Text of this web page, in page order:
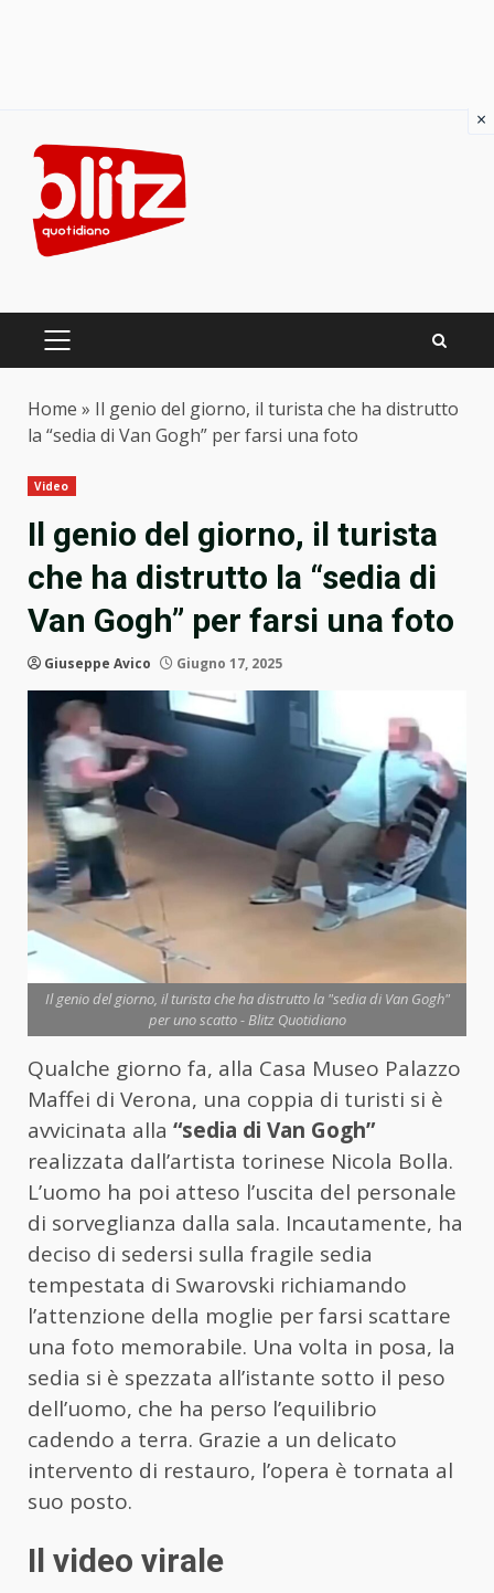
content
PRIMARY
Home » Il genio del giorno, il turista che ha distrutto
la “sedia di Van Gogh” per farsi una foto
Video
Il genio del giorno, il turista
che ha distrutto la “sedia di
Van Gogh” per farsi una foto
Giuseppe Avico Giugno 17, 2025
Il genio del giorno, il turista che ha distrutto la "sedia di Van Gogh"
per uno scatto - Blitz Quotidiano
Qualche giorno fa, alla Casa Museo Palazzo
Maffei di Verona, una coppia di turisti si è
avvicinata alla “sedia di Van Gogh”
realizzata dall’artista torinese Nicola Bolla.
L’uomo ha poi atteso l’uscita del personale
di sorveglianza dalla sala. Incautamente, ha
deciso di sedersi sulla fragile sedia
tempestata di Swarovski richiamando
l’attenzione della moglie per farsi scattare
una foto memorabile. Una volta in posa, la
sedia si è spezzata all’istante sotto il peso
dell’uomo, che ha perso l’equilibrio
cadendo a terra. Grazie a un delicato
intervento di restauro, l’opera è tornata al
suo posto.
Il video virale
×